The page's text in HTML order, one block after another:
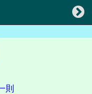
則